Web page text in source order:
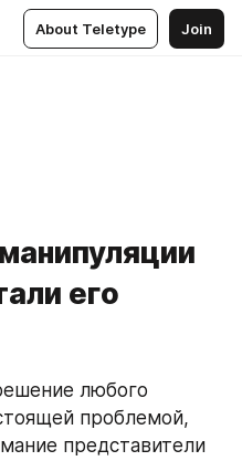
About Teletype Join
его
любого
проблемой,
представители